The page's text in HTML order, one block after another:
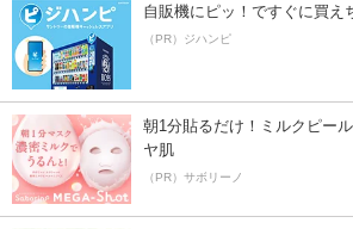
自販機にピッ！ですぐに買え
（PR）ジハンピ
朝1分貼るだけ！ミルクピー
ヤ肌
（PR）サボリーノ